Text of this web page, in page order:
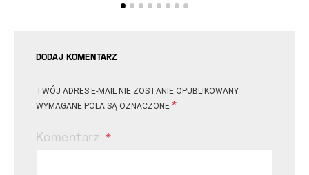
DODAJ KOMENTARZ
TWÓJ ADRES E-MAIL NIE ZOSTANIE OPUBLIKOWANY.
WYMAGANE POLA SĄ OZNACZONE *
Komentarz